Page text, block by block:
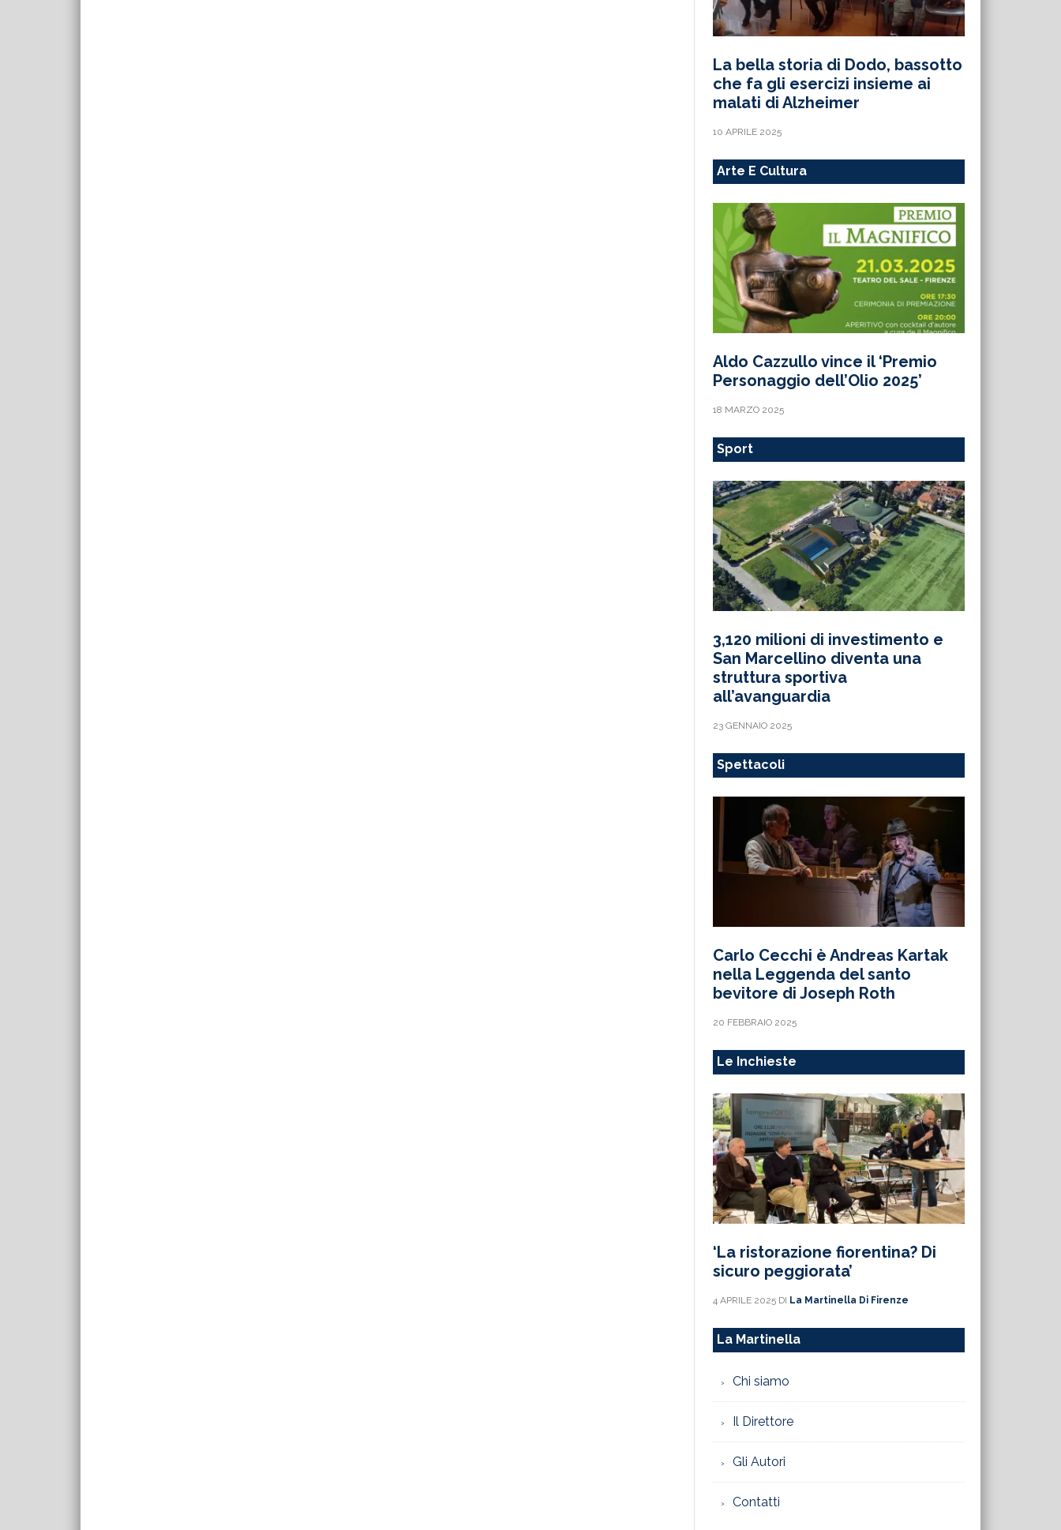
La bella storia di Dodo, bassotto
che fa gli esercizi insieme ai
malati di Alzheimer
10 APRILE 2025
Arte E Cultura
Aldo Cazzullo vince il ‘Premio
Personaggio dell’Olio 2025’
18 MARZO 2025
Sport
3,120 milioni di investimento e
San Marcellino diventa una
struttura sportiva
all’avanguardia
23 GENNAIO 2025
Spettacoli
Carlo Cecchi è Andreas Kartak
nella Leggenda del santo
bevitore di Joseph Roth
20 FEBBRAIO 2025
Le Inchieste
‘La ristorazione fiorentina? Di
sicuro peggiorata’
4 APRILE 2025 DI La Martinella Di Firenze
La Martinella
Chi siamo
Il Direttore
Gli Autori
Contatti